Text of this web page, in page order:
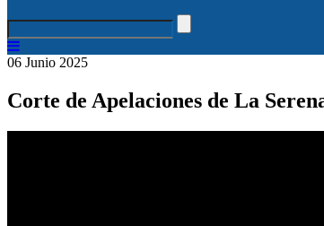
06 Junio 2025
Corte de Apelaciones de La